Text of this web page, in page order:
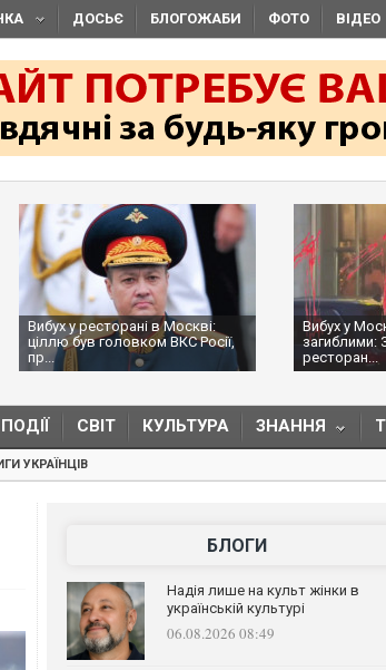
ДОСЬЄ БЛОГОЖАБИ ФОТО ВІДЕО
Вибух у ресторані в Москві:
ціллю був головком ВКС Росії,
пр...
Вибух у
загиблими:
ресторан...
СВІТ КУЛЬТУРА ЗНАННЯ
УКРАЇНЦІВ
БЛОГИ
Надія лише на культ жінки в
українській культурі
06.08.2026 08:49